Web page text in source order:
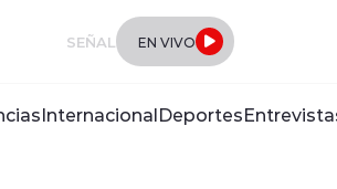
SEÑAL EN VIVO
InternacionalDeportes